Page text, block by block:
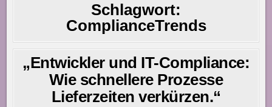
Schlagwort:
ComplianceTrends
„Entwickler und IT-Compliance:
Wie schnellere Prozesse
Lieferzeiten verkürzen.“